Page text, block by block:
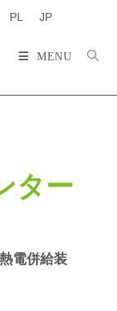
PL JP
MENU
ター
電併給装